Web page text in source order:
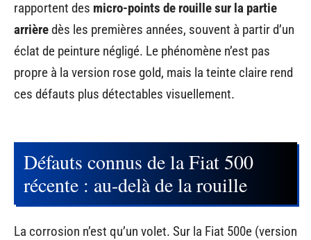
rapportent des micro-points de rouille sur la partie
arrièredès les premières années, souvent à partir d’un
éclat de peinture négligé. Le phénomène n’est pas
propre à la version rose gold, mais la teinte claire rend
ces défauts plus détectables visuellement.
Défauts connus de la Fiat 500
récente : au-delà de la rouille
La corrosion n’est qu’un volet. Sur la Fiat 500e (version